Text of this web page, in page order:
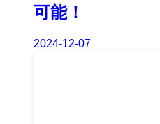
可能！
2024-12-07